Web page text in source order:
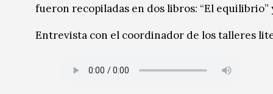
fueron recopiladas en dos libros: “El equilibrio”
Entrevista con el coordinador de los talleres